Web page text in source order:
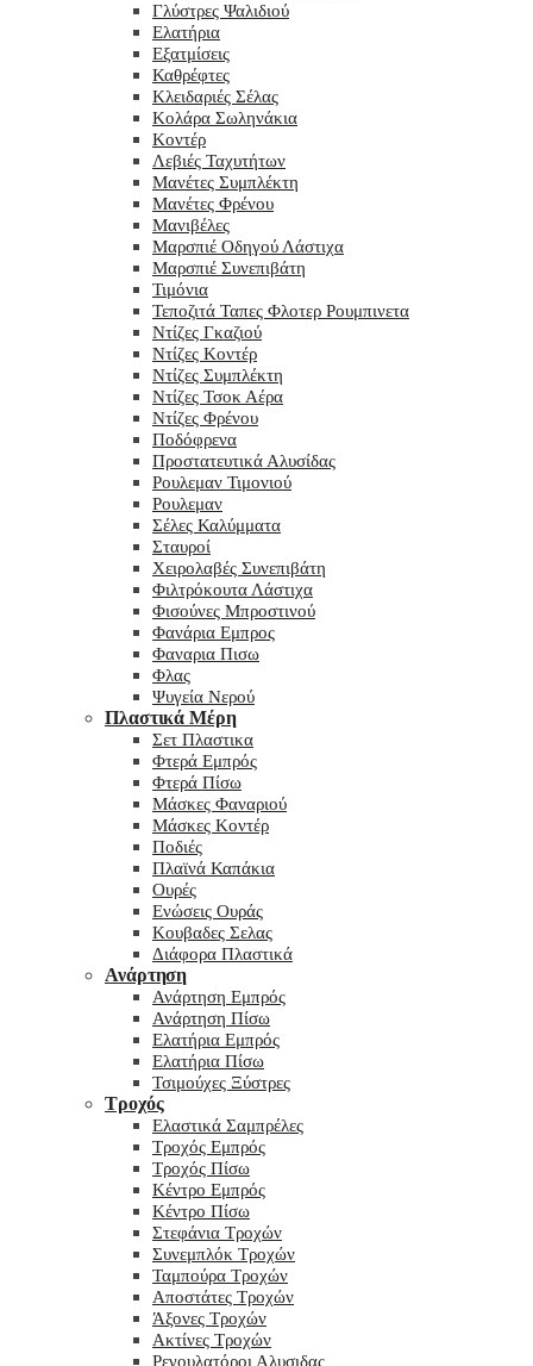
Γλύστρες Ψαλιδιού
Ελατήρια
Εξατμίσεις
Καθρέφτες
Κλειδαριές Σέλας
Κολάρα Σωληνάκια
Κοντέρ
Λεβιές Ταχυτήτων
Μανέτες Συμπλέκτη
Μανέτες Φρένου
Μανιβέλες
Μαρσπιέ Οδηγού Λάστιχα
Μαρσπιέ Συνεπιβάτη
Τιμόνια
Τεποζιτά Ταπες Φλοτερ Ρουμπινετα
Ντίζες Γκαζιού
Ντίζες Κοντέρ
Ντίζες Συμπλέκτη
Ντίζες Τσοκ Αέρα
Ντίζες Φρένου
Ποδόφρενα
Προστατευτικά Αλυσίδας
Ρουλεμαν Τιμονιού
Ρουλεμαν
Σέλες Καλύμματα
Σταυροί
Χειρολαβές Συνεπιβάτη
Φιλτρόκουτα Λάστιχα
Φισούνες Μπροστινού
Φανάρια Εμπρος
Φαναρια Πισω
Φλας
Ψυγεία Νερού
Πλαστικά Μέρη
Σετ Πλαστικα
Φτερά Εμπρός
Φτερά Πίσω
Μάσκες Φαναριού
Μάσκες Κοντέρ
Ποδιές
Πλαϊνά Καπάκια
Ουρές
Ενώσεις Ουράς
Κουβαδες Σελας
Διάφορα Πλαστικά
Ανάρτηση
Ανάρτηση Εμπρός
Ανάρτηση Πίσω
Ελατήρια Εμπρός
Ελατήρια Πίσω
Τσιμούχες Ξύστρες
Τροχός
Ελαστικά Σαμπρέλες
Τροχός Εμπρός
Τροχός Πίσω
Κέντρο Εμπρός
Κέντρο Πίσω
Στεφάνια Τροχών
Συνεμπλόκ Τροχών
Ταμπούρα Τροχών
Αποστάτες Τροχών
Άξονες Τροχών
Ακτίνες Τροχών
Ρεγουλατόροι Αλυσιδας